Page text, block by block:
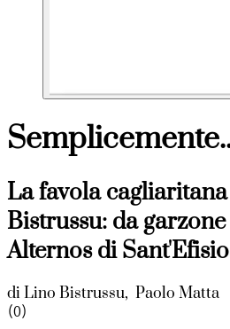
La favola
Bistrussu: da
Alternos di Sant'Efisio
diLino Bistrussu, Paolo Matta
(0)